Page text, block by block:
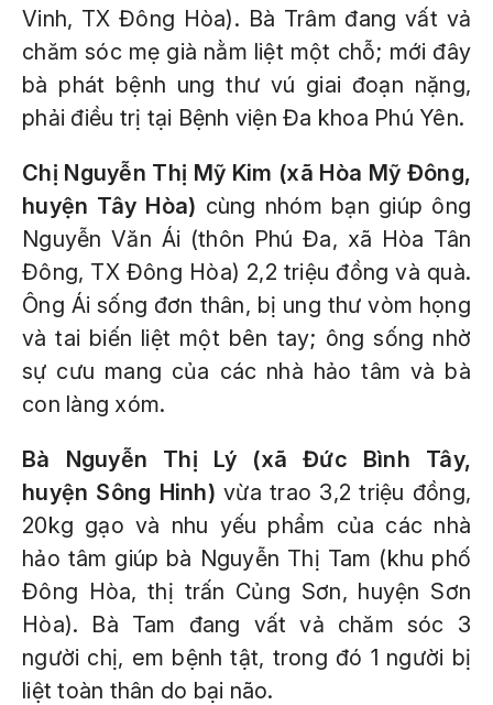
Vinh, TX Đông Hòa). Bà Trâm đang vất vả
chăm sóc mẹ già nằm liệt một chỗ; mới đây
bà phát bệnh ung thư vú giai đoạn nặng,
phải điều trị tại Bệnh viện Đa khoa Phú Yên.
Chị Nguyễn Thị Mỹ Kim (xã Hòa Mỹ Đông,
huyện Tây Hòa) cùng nhóm bạn giúp ông
Nguyễn Văn Ái (thôn Phú Đa, xã Hòa Tân
Đông, TX Đông Hòa) 2,2 triệu đồng và quà.
Ông Ái sống đơn thân, bị ung thư vòm họng
và tai biến liệt một bên tay; ông sống nhờ
sự cưu mang của các nhà hảo tâm và bà
con làng xóm.
Bà Nguyễn Thị Lý (xã Đức Bình Tây,
huyện Sông Hinh) vừa trao 3,2 triệu đồng,
20kg gạo và nhu yếu phẩm của các nhà
hảo tâm giúp bà Nguyễn Thị Tam (khu phố
Đông Hòa, thị trấn Củng Sơn, huyện Sơn
Hòa). Bà Tam đang vất vả chăm sóc 3
người chị, em bệnh tật, trong đó 1 người bị
liệt toàn thân do bại não.